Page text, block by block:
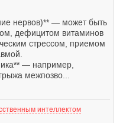
нервов)** — может быть
дефицитом витаминов
стрессом, приемом
— например,
межпозво...
интеллектом